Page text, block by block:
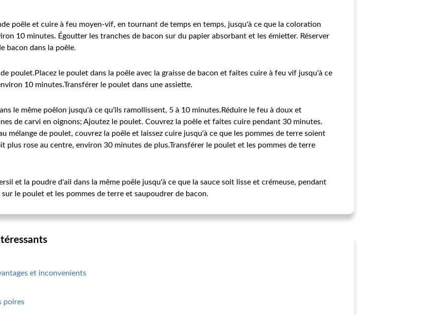
poêle et cuire à feu moyen-vif, en tournant de temps en temps, jusqu'à ce que la coloration
10 minutes. Égoutter les tranches de bacon sur du papier absorbant et les émietter. Réserver
bacon dans la poêle.
poulet.Placez le poulet dans la poêle avec la graisse de bacon et faites cuire à feu vif jusqu'à ce
10 minutes.Transférer le poulet dans une assiette.
le même poêlon jusqu'à ce qu'ils ramollissent, 5 à 10 minutes.Réduire le feu à doux et
de carvi en oignons; Ajoutez le poulet. Couvrez la poêle et faites cuire pendant 30 minutes.
mélange de poulet, couvrez la poêle et laissez cuire jusqu'à ce que les pommes de terre soient
plus rose au centre, environ 30 minutes de plus.Transférer le poulet et les pommes de terre
et la poudre d'ail dans la même poêle jusqu'à ce que la sauce soit lisse et crémeuse, pendant
sur le poulet et les pommes de terre et saupoudrer de bacon.
et inconvenients
poires